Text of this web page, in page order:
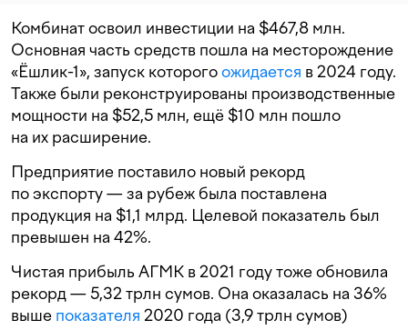
Комбинат освоил инвестиции на $467,8 млн.
Основная часть средств пошла на месторождение
«Ёшлик-1», запуск которогоожидается в 2024 году.
Также были реконструированы производственные
мощности на $52,5 млн, ещё $10 млн пошло
на их расширение.
Предприятие поставило новый рекорд
по экспорту — за рубеж была поставлена
продукция на $1,1 млрд. Целевой показатель был
превышен на 42%.
Чистая прибыль АГМК в 2021 году тоже обновила
рекорд — 5,32 трлн сумов. Она оказалась на 36%
выше показателя 2020 года (3,9 трлн сумов)